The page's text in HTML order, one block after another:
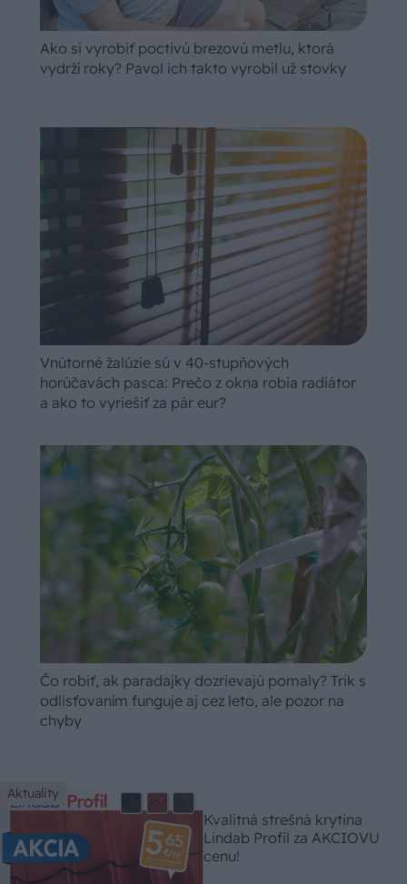
Ako si vyrobiť poctivú brezovú metlu, ktorá
vydrží roky? Pavol ich takto vyrobil už stovky
Vnútorné žalúzie sú v 40-stupňových
horúčavách pasca: Prečo z okna robia radiátor
a ako to vyriešiť za pár eur?
Čo robiť, ak paradajky dozrievajú pomaly? Trik s
odlisťovaním funguje aj cez leto, ale pozor na
chyby
Aktuality
Kvalitná strešná krytina
Lindab Profil za AKCIOVU
cenu!